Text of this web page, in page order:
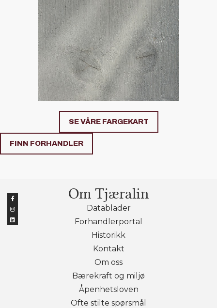
SE VÅRE FARGEKART
FINN FORHANDLER
Om Tjæralin
Datablader
Forhandlerportal
Historikk
Kontakt
Om oss
Bærekraft og miljø
Åpenhetsloven
Ofte stilte spørsmål